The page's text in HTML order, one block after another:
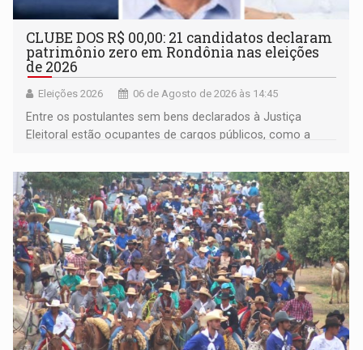
CLUBE DOS R$ 00,00: 21 candidatos declaram
patrimônio zero em Rondônia nas eleições
de 2026
Eleições 2026 06 de Agosto de 2026 às 14:45
Entre os postulantes sem bens declarados à Justiça
Eleitoral estão ocupantes de cargos públicos, como a
Pedro Geovar (PP) e a vice-prefeita Magna dos Anjos
(NOVO)